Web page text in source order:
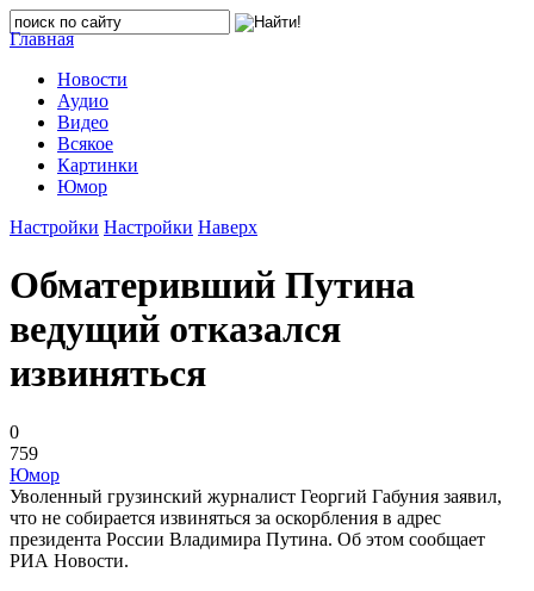
Главная
Новости
Аудио
Видео
Всякое
Картинки
Юмор
Настройки Настройки Наверх
Обматеривший Путина
ведущий отказался
извиняться
0
759
Юмор
Уволенный грузинский журналист Георгий Габуния заявил,
что не собирается извиняться за оскорбления в адрес
президента России Владимира Путина. Об этом сообщает
РИА Новости.